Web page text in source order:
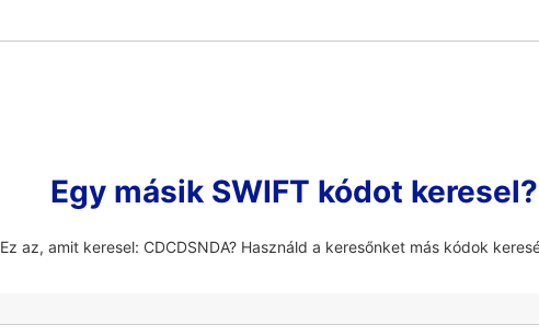
Egy másik SWIFT kódot keresel?
Ez az, amit keresel: CDCDSNDA? Használd a keresőnket más kódok